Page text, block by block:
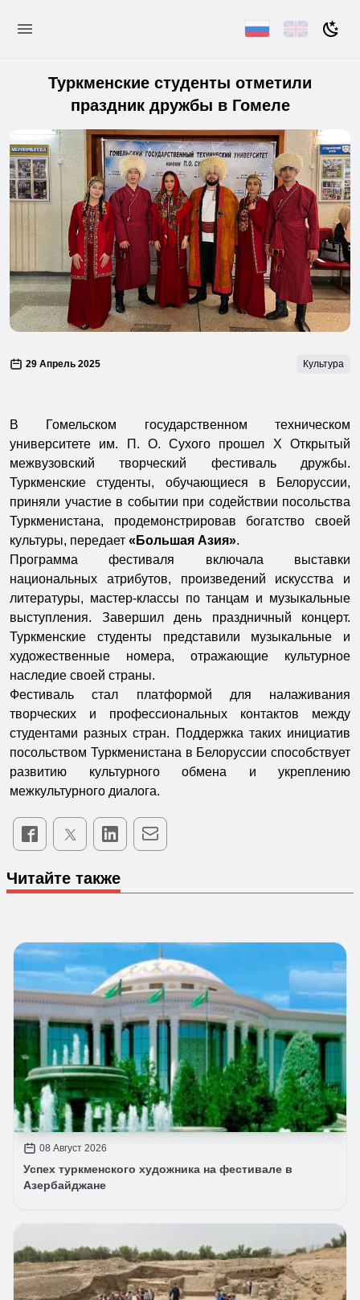
Туркменские студенты отметили
праздник дружбы в Гомеле
29 Апрель 2025 Культура
В Гомельском государственном техническом
университете им. П. О. Сухого прошел X Открытый
межвузовский творческий фестиваль дружбы.
Туркменские студенты, обучающиеся в Белоруссии,
приняли участие в событии при содействии посольства
Туркменистана, продемонстрировав богатство своей
культуры, передает «Большая Азия».
Программа фестиваля включала выставки
национальных атрибутов, произведений искусства и
литературы, мастер-классы по танцам и музыкальные
выступления. Завершил день праздничный концерт.
Туркменские студенты представили музыкальные и
художественные номера, отражающие культурное
наследие своей страны.
Фестиваль стал платформой для налаживания
творческих и профессиональных контактов между
студентами разных стран. Поддержка таких инициатив
посольством Туркменистана в Белоруссии способствует
развитию культурного обмена и укреплению
межкультурного диалога.
Читайте также
08 Август 2026
Успех туркменского художника на фестивале в
Азербайджане